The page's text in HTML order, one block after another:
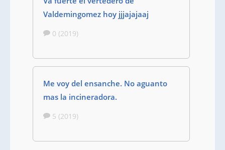
Valdemingomez hoy jjjajajaaj
0 (2019)
Me voy del ensanche. No aguanto
mas la incineradora.
5 (2019)